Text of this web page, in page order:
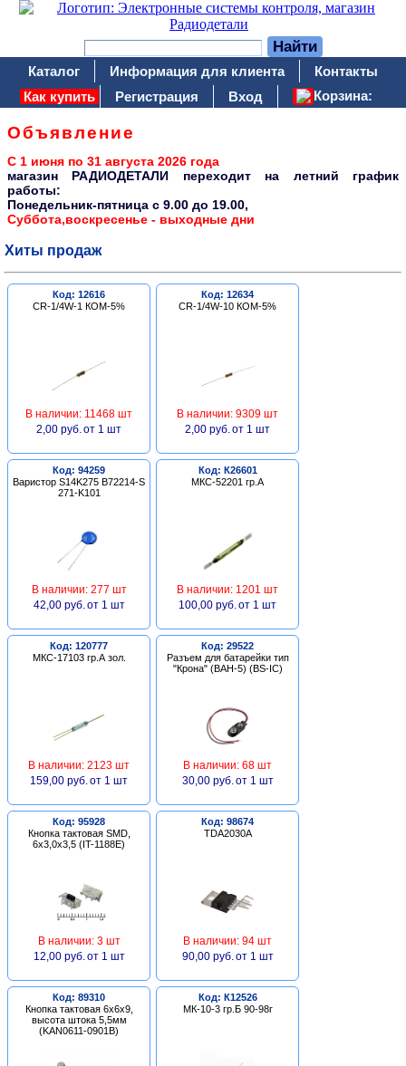
Каталог Информация для клиента
Контакты
Как купить
Регистрация Вход Корзина:
Объявление
С 1 июня по 31 августа 2026 года
магазин РАДИОДЕТАЛИ переходит на летний график
работы:
Понедельник-пятница c 9.00 до 19.00,
Суббота,воскресенье - выходные дни
Хиты продаж
Код: 12616
CR-1/4W-1 КОМ-5%
В наличии: 11468 шт
2,00 руб. от 1 шт
Код: 12634
CR-1/4W-10 КОМ-5%
В наличии: 9309 шт
2,00 руб. от 1 шт
Код: 94259
Варистор S14K275 B72214-S
271-K101
В наличии: 277 шт
42,00 руб. от 1 шт
Код: К26601
МКС-52201 гр.А
В наличии: 1201 шт
100,00 руб. от 1 шт
Код: 120777
МКС-17103 гр.А зол.
В наличии: 2123 шт
159,00 руб. от 1 шт
Код: 29522
Разъем для батарейки тип
"Крона" (BAH-5) (BS-IC)
В наличии: 68 шт
30,00 руб. от 1 шт
Код: 95928
Кнопка тактовая SMD,
6х3,0х3,5 (IT-1188E)
В наличии: 3 шт
12,00 руб. от 1 шт
Код: 98674
TDA2030A
В наличии: 94 шт
90,00 руб. от 1 шт
Код: 89310
Кнопка тактовая 6х6х9,
высота штока 5,5мм
(KAN0611-0901B)
Код: К12526
МК-10-3 гр.Б 90-98г